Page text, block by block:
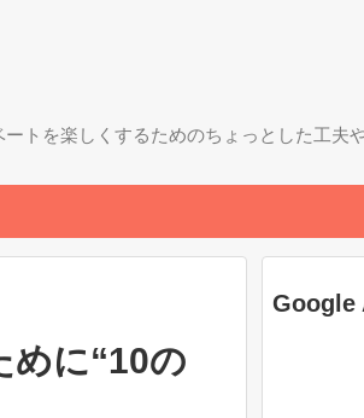
トを楽しくするためのちょっとした工夫
めに“10の
Google